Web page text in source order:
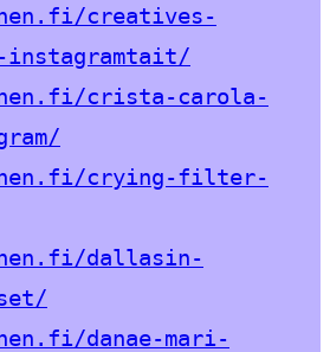
creatives-
instagramtait/
crista-carola-
crying-filter-
dallasin-
danae-mari-